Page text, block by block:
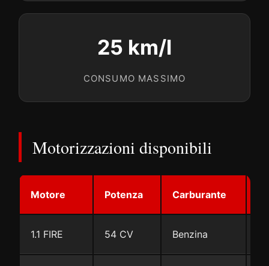
25 km/l
CONSUMO MASSIMO
Motorizzazioni disponibili
Motore Potenza Carburante
1.1 FIRE 54 CV Benzina